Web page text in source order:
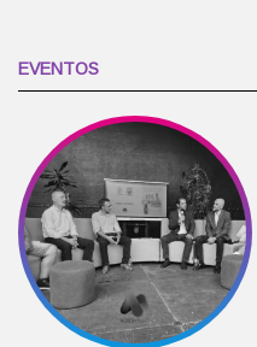
EVENTOS